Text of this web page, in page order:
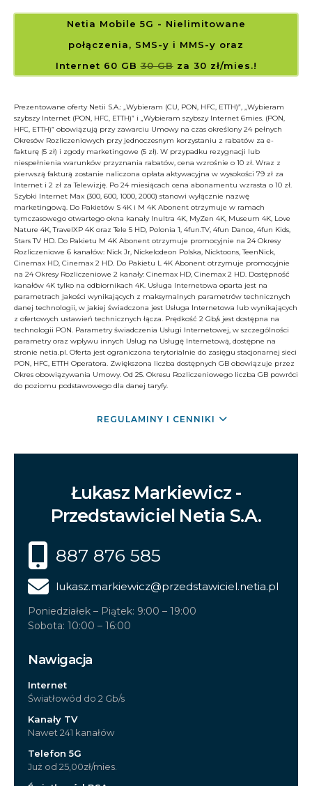
Netia Mobile 5G - Nielimitowane
połączenia, SMS-y i MMS-y oraz
Internet 60 GB30 GBza 30 zł/mies.!
Prezentowane oferty Netii S.A.: „Wybieram (CU, PON, HFC, ETTH)”, „Wybieram
szybszy Internet (PON, HFC, ETTH)” i „Wybieram szybszy Internet 6mies. (PON,
HFC, ETTH)” obowiązują przy zawarciu Umowy na czas określony 24 pełnych
Okresów Rozliczeniowych przy jednoczesnym korzystaniu z rabatów za e-
fakturę (5 zł) i zgody marketingowe (5 zł). W przypadku rezygnacji lub
niespełnienia warunków przyznania rabatów, cena wzrośnie o 10 zł. Wraz z
pierwszą fakturą zostanie naliczona opłata aktywacyjna w wysokości 79 zł za
Internet i 2 zł za Telewizję. Po 24 miesiącach cena abonamentu wzrasta o 10 zł.
Szybki Internet Max (300, 600, 1000, 2000) stanowi wyłącznie nazwę
marketingową. Do Pakietów S 4K i M 4K Abonent otrzymuje w ramach
tymczasowego otwartego okna kanały Inultra 4K, MyZen 4K, Museum 4K, Love
Nature 4K, TravelXP 4K oraz Tele 5 HD, Polonia 1, 4fun.TV, 4fun Dance, 4fun Kids,
Stars TV HD. Do Pakietu M 4K Abonent otrzymuje promocyjnie na 24 Okresy
Rozliczeniowe 6 kanałów: Nick Jr, Nickelodeon Polska, Nicktoons, TeenNick,
Cinemax HD, Cinemax 2 HD. Do Pakietu L 4K Abonent otrzymuje promocyjnie
na 24 Okresy Rozliczeniowe 2 kanały: Cinemax HD, Cinemax 2 HD. Dostępność
kanałów 4K tylko na odbiornikach 4K. Usługa Internetowa oparta jest na
parametrach jakości wynikających z maksymalnych parametrów technicznych
danej technologii, w jakiej świadczona jest Usługa Internetowa lub wynikających
z ofertowych ustawień technicznych łącza. Prędkość 2 Gb/s jest dostępna na
technologii PON. Parametry świadczenia Usługi Internetowej, w szczególności
parametry oraz wpływu innych Usług na Usługę Internetową, dostępne na
stronie netia.pl. Oferta jest ograniczona terytorialnie do zasięgu stacjonarnej sieci
PON, HFC, ETTH Operatora. Zwiększona liczba dostępnych GB obowiązuje przez
Okres obowiązywania Umowy. Od 25. Okresu Rozliczeniowego liczba GB powróci
do poziomu podstawowego dla danej taryfy.
REGULAMINY I CENNIKI
Łukasz Markiewicz -
Przedstawiciel Netia S.A.
887 876 585
lukasz.markiewicz@przedstawiciel.netia.pl
Poniedziałek – Piątek: 9:00 – 19:00
Sobota: 10:00 – 16:00
Nawigacja
Internet
Światłowód do 2 Gb/s
Kanały TV
Nawet 241 kanałów
Telefon 5G
Już od 25,00zł/mies.